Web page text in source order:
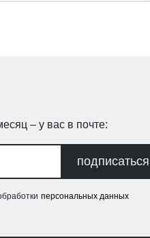
– у вас в почте:
подписаться
персональных данных